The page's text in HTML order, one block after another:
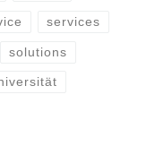
services
solutions